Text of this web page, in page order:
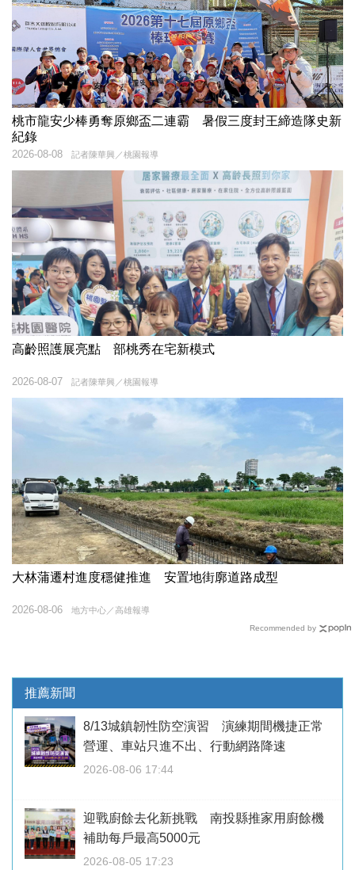
桃市龍安少棒勇奪原鄉盃二連霸 暑假三度封王締造隊史新
紀錄
記者陳華興／桃園報導
2026-08-08
高齡照護展亮點 部桃秀在宅新模式
記者陳華興／桃園報導
2026-08-07
大林蒲遷村進度穩健推進 安置地街廓道路成型
地方中心／高雄報導
2026-08-06
Recommended by
推薦新聞
8/13城鎮韌性防空演習 演練期間機捷正常
營運、車站只進不出、行動網路降速
2026-08-06 17:44
迎戰廚餘去化新挑戰 南投縣推家用廚餘機
補助每戶最高5000元
2026-08-05 17:23